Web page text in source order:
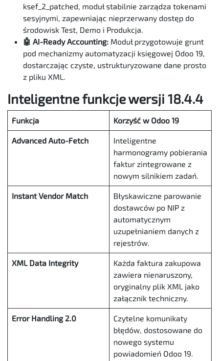
ksef_2_patched, moduł stabilnie zarządza tokenami
sesyjnymi, zapewniając nieprzerwany dostęp do
środowisk Test, Demo i Produkcja.
🤖 AI-Ready Accounting: Moduł przygotowuje grunt
pod mechanizmy automatyzacji księgowej Odoo 19,
dostarczając czyste, ustrukturyzowane dane prosto
z pliku XML.
Inteligentne funkcje wersji 18.4.4
Funkcja Korzyść w Odoo 19
Advanced Auto-Fetch
Inteligentne
harmonogramy pobierania
faktur zintegrowane z
nowym silnikiem zadań.
Instant Vendor Match
Błyskawiczne parowanie
dostawców po NIP z
automatycznym
uzupełnianiem danych z
rejestrów.
XML Data Integrity
Każda faktura zakupowa
zawiera nienaruszony,
oryginalny plik XML jako
załącznik techniczny.
Error Handling 2.0
Czytelne komunikaty
błędów, dostosowane do
nowego systemu
powiadomień Odoo 19.